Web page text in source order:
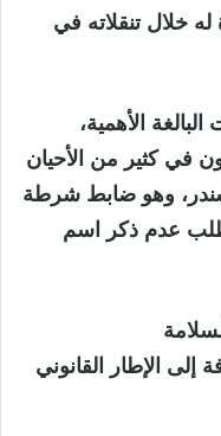
له خلال تنقلاته في
الأهمية،
في كثير من الأحيان
وهو ضابط شرطة
عدم ذكر اسم
إلى الإطار القانوني